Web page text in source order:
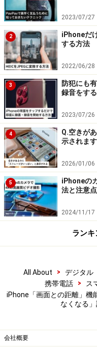
2023/07/27
2
iPhoneだ
する方法
2022/06/28
3
防犯にも
録音をす
2023/07/26
4
Q.空きが
示されま
2026/01/06
5
iPhoneの
法と注意点
2024/11/17
ラン
All About > デジタル
携帯電話
> ス
iPhone「画面との距離」機
なくなる
会社概要